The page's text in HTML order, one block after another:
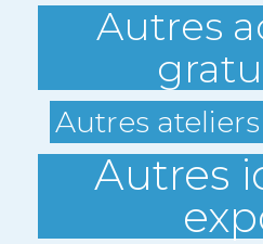
Autres
Autres
Autres